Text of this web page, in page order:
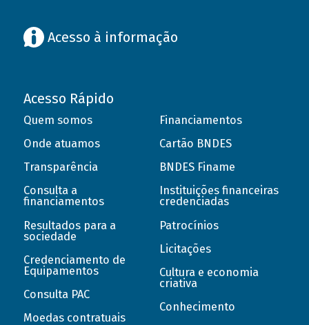
Acesso à informação
Acesso Rápido
Quem somos
Onde atuamos
Transparência
Consulta a
financiamentos
Resultados para a
sociedade
Credenciamento de
Equipamentos
Consulta PAC
Moedas contratuais
Financiamentos
Cartão BNDES
BNDES Finame
Instituições financeiras
credenciadas
Patrocínios
Licitações
Cultura e economia
criativa
Conhecimento